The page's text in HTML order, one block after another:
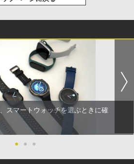
スマートウォッチを選ぶときに確
● ● ●